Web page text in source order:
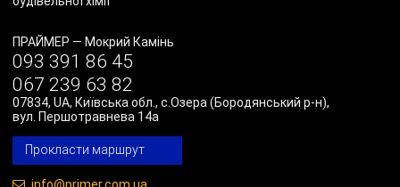
ПРАЙМЕР — Мокрий Камінь
093 391 86 45
067 239 63 82
07834, UA, Київська обл., с.Озера (Бородянський р-н),
вул. Першотравнева 14а
Прокласти маршрут